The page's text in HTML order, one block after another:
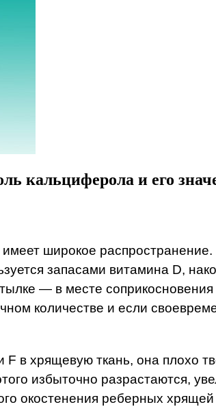
кальциферола и его
широкое
запасами витамина D,
— в месте
количестве и если
F в хрящевую ткань, она плохо
избыточно разрастаются,
окостенения реберных